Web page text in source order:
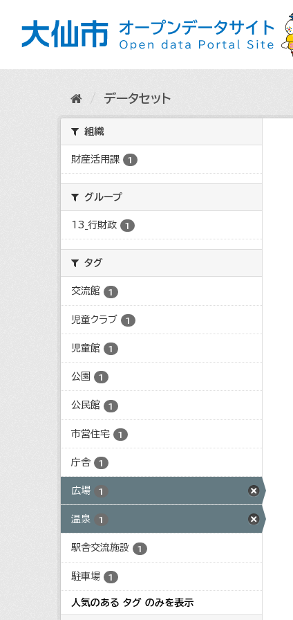
データセット
組織
財産活用課 1
グループ
13_行財政 1
タグ
交流館 1
児童クラブ 1
児童館 1
公園 1
公民館 1
市営住宅 1
庁舎 1
広場 1
温泉 1
駅舎交流施設 1
駐車場 1
人気のある タグ のみを表示